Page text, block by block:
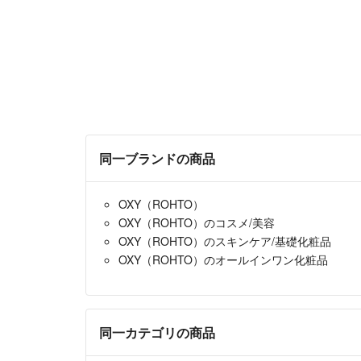
同一ブランドの商品
OXY（ROHTO）
OXY（ROHTO）のコスメ/美容
OXY（ROHTO）のスキンケア/基礎化粧品
OXY（ROHTO）のオールインワン化粧品
同一カテゴリの商品